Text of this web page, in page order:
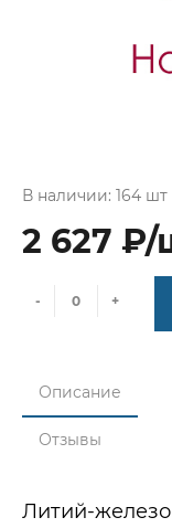
В наличии: 164 шт
2 627 ₽/
- +
Описание
Отзывы
Литий-